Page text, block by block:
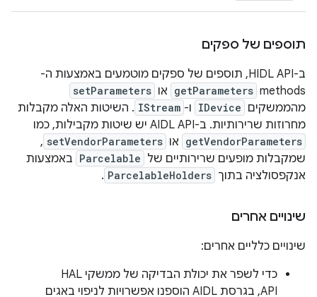
תוספים של ספקים
ב-HIDL API, תוספים של ספקים מוטמעים באמצעות ה-
methods‏
getParameters או setParameters
מהממשקים IDevice ו- IStream . השיטות האלה מקבלות
מחרוזות שרירותיות. ב-AIDL API יש שיטות מקבילות, כמו
getVendorParameters או setVendorParameters
,
שמקבלות מופעים שרירותיים של Parcelable באמצעות
אנקפסולציה בתוך ParcelableHolders
.
שינויים אחרים
שינויים כלליים אחרים:
כדי לשפר את יכולת הבדיקה של ממשקי HAL
API, בגרסת AIDL הוספנו אפשרויות לניפוי באגים